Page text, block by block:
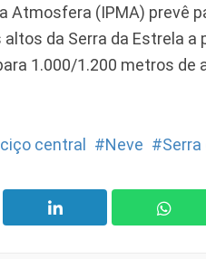
Atmosfera (IPMA) prevê
da Serra da Estrela a
1.000/1.200 metros de
central Neve Serra